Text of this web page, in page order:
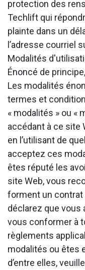
protection des
Techlift qui
plainte dans un
l’adresse courriel
Modalités
Énoncé de
Les modalités
termes et
« modalités » ou «
accédant à ce site
en l’utilisant de
acceptez ces
êtes réputé les
site Web, vous
forment un
déclarez que
vous conformer à
règlements
modalités ou êtes
d’entre elles,